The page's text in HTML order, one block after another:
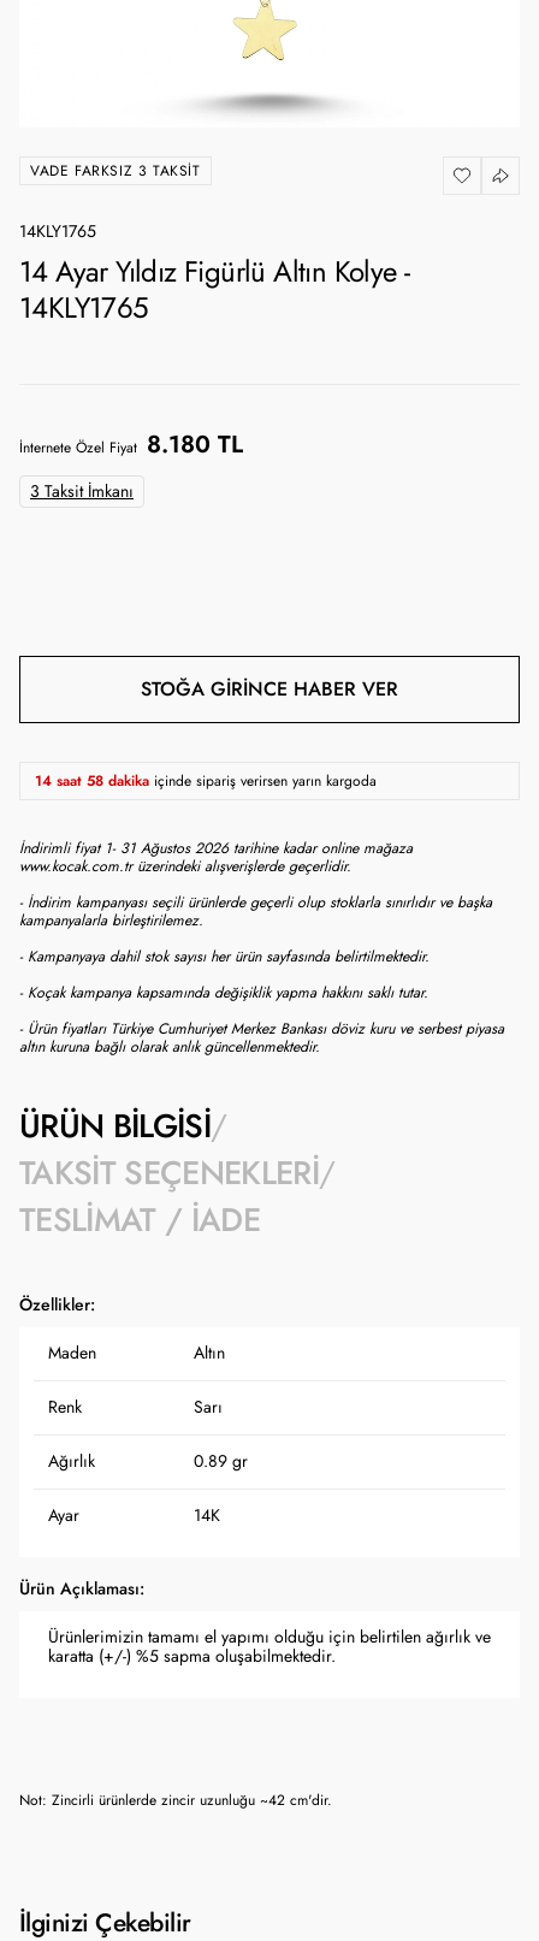
VADE FARKSIZ 3 TAKSIT
14KLY1765
14 Ayar Yıldız Figürlü Altın Kolye -
14KLY1765
İnternete Özel Fiyat 8.180 TL
3 Taksit İmkanı
STOĞA GIRINCE HABER VER
14 saat 58 dakika içinde sipariş verirsen yarın kargoda
İndirimli fiyat 1- 31 Ağustos 2026 tarihine kadar online mağaza
www.kocak.com.tr üzerindeki alışverişlerde geçerlidir.
- İndirim kampanyası seçili ürünlerde geçerli olup stoklarla sınırlıdır ve başka
kampanyalarla birleştirilemez.
- Kampanyaya dahil stok sayısı her ürün sayfasında belirtilmektedir.
- Koçak kampanya kapsamında değişiklik yapma hakkını saklı tutar.
- Ürün fiyatları Türkiye Cumhuriyet Merkez Bankası döviz kuru ve serbest piyasa
altın kuruna bağlı olarak anlık güncellenmektedir.
ÜRÜN BILGISI
TAKSIT SEÇENEKLERI
TESLIMAT / İADE
Özellikler:
Maden Altın
Renk Sarı
Ağırlık 0.89 gr
Ayar 14K
Ürün Açıklaması:
Ürünlerimizin tamamı el yapımı olduğu için belirtilen ağırlık ve
karatta (+/-) %5 sapma oluşabilmektedir.
Not: Zincirli ürünlerde zincir uzunluğu ~42 cm'dir.
İlginizi Çekebilir